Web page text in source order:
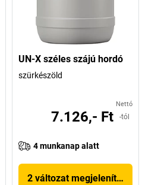
UN-X széles szájú hordó
szürkészöld
Nettó
7.126,- Ft -tól
4 munkanap alatt
2 változat megjelenítése